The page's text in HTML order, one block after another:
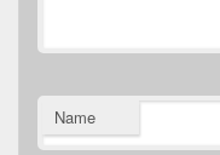
Name